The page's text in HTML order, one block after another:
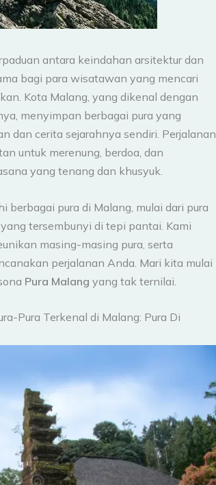
antara keindahan arsitektur dan
bagi para wisatawan yang mencari
Kota Malang, yang dikenal dengan
menyimpan berbagai pura yang
dan cerita sejarahnya sendiri. Perjalanan
untuk merenung, berdoa, dan
yang tenang dan khusyuk.
pura di Malang, mulai dari pura
tersembunyi di tepi pantai. Kami
masing-masing pura, serta
perjalanan Anda. Mari kita mulai
Pura Malang yang tak ternilai.
Pura Terkenal di Malang: Pura Di